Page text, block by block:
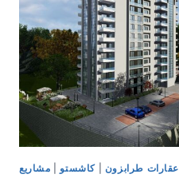
عقارات طرابزون |كاشستو مشاريع